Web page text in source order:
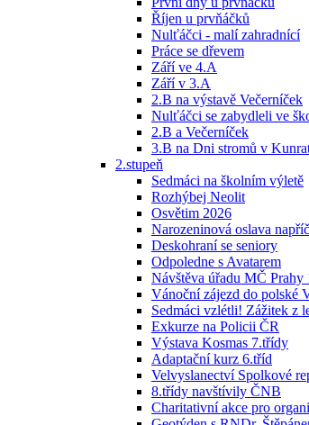
Říjen u prvňáčků
Nulťáčci - malí zahradnící
Práce se dřevem
Září ve 4.A
Září v 3.A
2.B na výstavě Večerníček
Nulťáčci se zabydleli ve
2.B a Večerníček
3.B na Dni stromů v
2.stupeň
Sedmáci na školním výletě
Rozhýbej Neolit
Osvětim 2026
Narozeninová oslava
Deskohraní se seniory
Odpoledne s Avatarem
Návštěva úřadu MČ Prahy
Vánoční zájezd do polské
Sedmáci vzlétli! Zážitek z
Exkurze na Policii ČR
Výstava Kosmas 7.třídy
Adaptační kurz 6.tříd
Velvyslanectví Spolkové
8.třídy navštívily ČNB
Charitativní akce pro